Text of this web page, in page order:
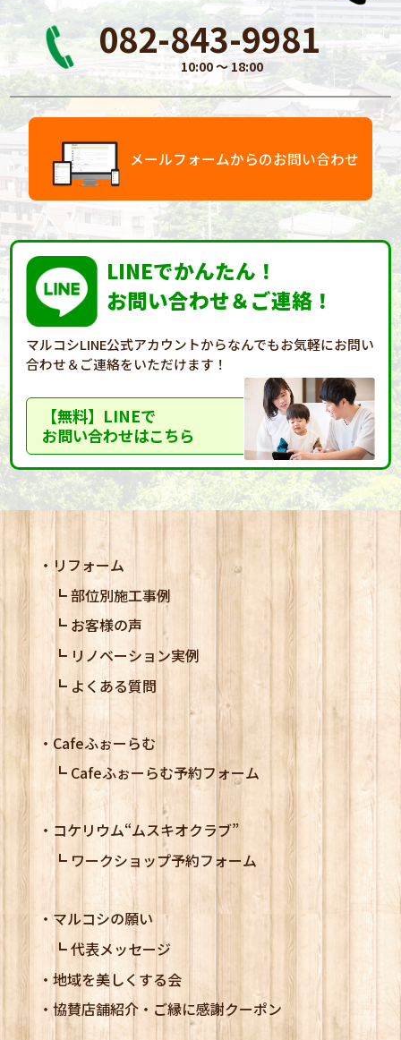
082-843-9981
10:00 〜 18:00
メールフォームからのお問い合わせ
LINEでかんたん！
お問い合わせ＆ご連絡！
マルコシLINE公式アカウントからなんでもお気軽にお問い
合わせ＆ご連絡をいただけます！
【無料】LINEで
お問い合わせはこちら
リフォーム
部位別施工事例
お客様の声
リノベーション実例
よくある質問
Cafeふぉーらむ
Cafeふぉーらむ予約フォーム
コケリウム“ムスキオクラブ”
ワークショップ予約フォーム
マルコシの願い
代表メッセージ
地域を美しくする会
協賛店舗紹介・ご縁に感謝クーポン